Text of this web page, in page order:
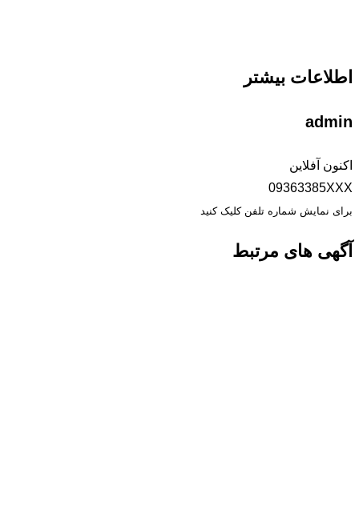
اطلاعات بیشتر
admin
اکنون آفلاین
09363385XXX
برای نمایش شماره تلفن کلیک کنید
آگهی های مرتبط